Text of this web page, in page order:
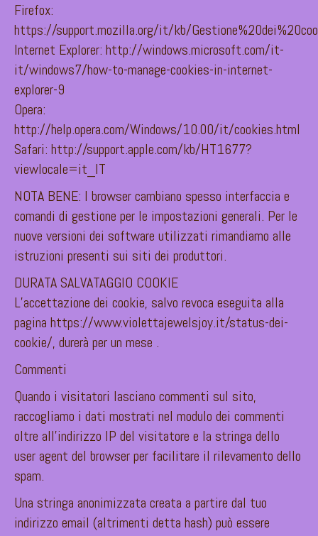
Firefox:
https://support.mozilla.org/it/kb/
Internet Explorer: http://windows.microsoft.com/it-
it/windows7/how-to-manage-cookies-in-internet-
explorer-9
Opera:
http://help.opera.com/Windows/10.00/it/cookies.html
Safari: http://support.apple.com/kb/HT1677?
viewlocale=it_IT
NOTA BENE: I browser cambiano spesso interfaccia e
comandi di gestione per le impostazioni generali. Per le
nuove versioni dei software utilizzati rimandiamo alle
istruzioni presenti sui siti dei produttori.
DURATA SALVATAGGIO COOKIE
L’accettazione dei cookie, salvo revoca eseguita alla
pagina https://www.violettajewelsjoy.it/status-dei-
cookie/, durerà per un mese .
Commenti
Quando i visitatori lasciano commenti sul sito,
raccogliamo i dati mostrati nel modulo dei commenti
oltre all’indirizzo IP del visitatore e la stringa dello
user agent del browser per facilitare il rilevamento dello
spam.
Una stringa anonimizzata creata a partire dal tuo
indirizzo email (altrimenti detta hash) può essere